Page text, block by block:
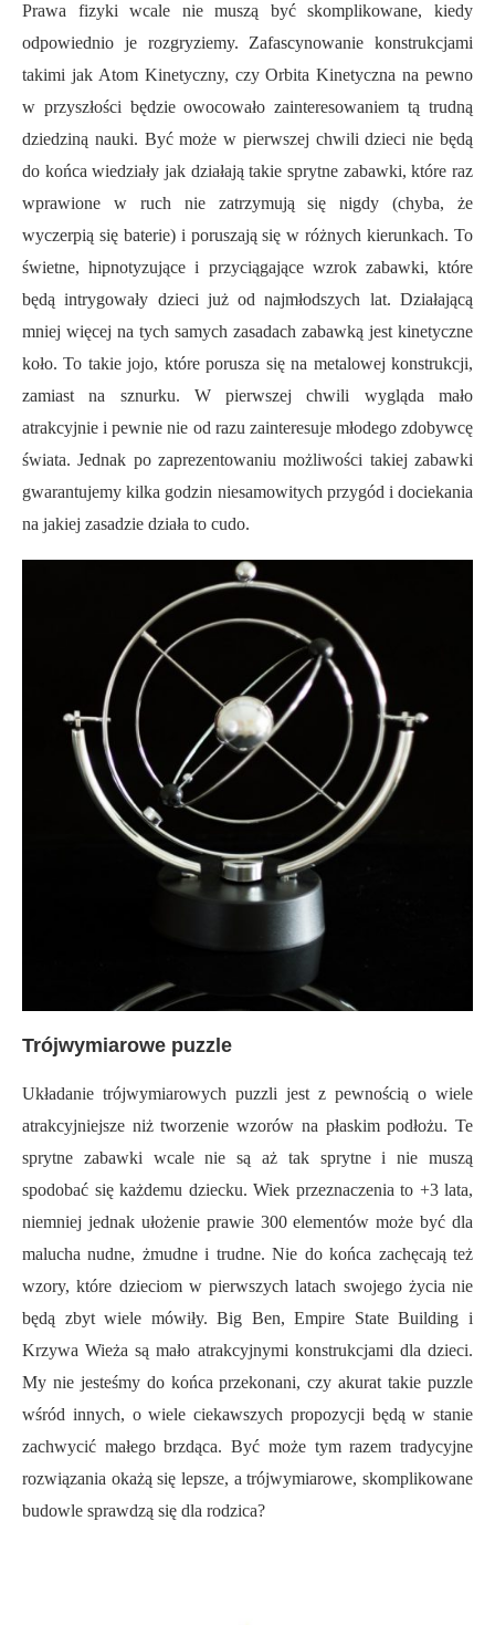
Prawa fizyki wcale nie muszą być skomplikowane, kiedy
odpowiednio je rozgryziemy. Zafascynowanie konstrukcjami
takimi jak Atom Kinetyczny, czy Orbita Kinetyczna na pewno
w przyszłości będzie owocowało zainteresowaniem tą trudną
dziedziną nauki. Być może w pierwszej chwili dzieci nie będą
do końca wiedziały jak działają takie sprytne zabawki, które raz
wprawione w ruch nie zatrzymują się nigdy (chyba, że
wyczerpią się baterie) i poruszają się w różnych kierunkach. To
świetne, hipnotyzujące i przyciągające wzrok zabawki, które
będą intrygowały dzieci już od najmłodszych lat. Działającą
mniej więcej na tych samych zasadach zabawką jest kinetyczne
koło. To takie jojo, które porusza się na metalowej konstrukcji,
zamiast na sznurku. W pierwszej chwili wygląda mało
atrakcyjnie i pewnie nie od razu zainteresuje młodego zdobywcę
świata. Jednak po zaprezentowaniu możliwości takiej zabawki
gwarantujemy kilka godzin niesamowitych przygód i dociekania
na jakiej zasadzie działa to cudo.
Trójwymiarowe puzzle
Układanie trójwymiarowych puzzli jest z pewnością o wiele
atrakcyjniejsze niż tworzenie wzorów na płaskim podłożu. Te
sprytne zabawki wcale nie są aż tak sprytne i nie muszą
spodobać się każdemu dziecku. Wiek przeznaczenia to +3 lata,
niemniej jednak ułożenie prawie 300 elementów może być dla
malucha nudne, żmudne i trudne. Nie do końca zachęcają też
wzory, które dzieciom w pierwszych latach swojego życia nie
będą zbyt wiele mówiły. Big Ben, Empire State Building i
Krzywa Wieża są mało atrakcyjnymi konstrukcjami dla dzieci.
My nie jesteśmy do końca przekonani, czy akurat takie puzzle
wśród innych, o wiele ciekawszych propozycji będą w stanie
zachwycić małego brzdąca. Być może tym razem tradycyjne
rozwiązania okażą się lepsze, a trójwymiarowe, skomplikowane
budowle sprawdzą się dla rodzica?